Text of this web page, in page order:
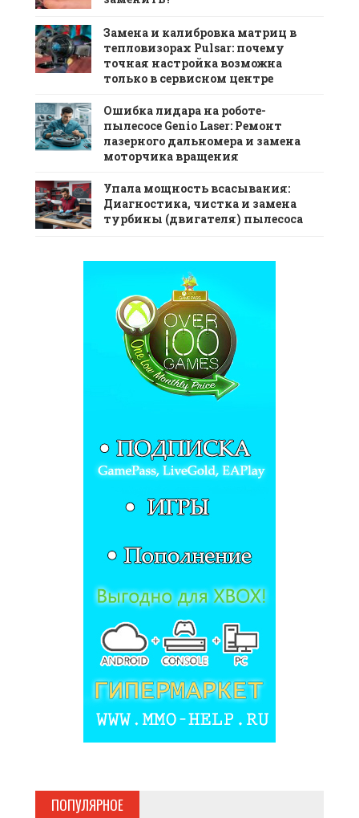
Замена и калибровка матриц в
тепловизорах Pulsar: почему
точная настройка возможна
только в сервисном центре
Ошибка лидара на роботе-
пылесосе Genio Laser: Ремонт
лазерного дальномера и замена
моторчика вращения
Упала мощность всасывания:
Диагностика, чистка и замена
турбины (двигателя) пылесоса
ПОПУЛЯРНОЕ